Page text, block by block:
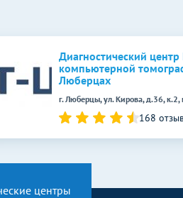
Диагностический
компьютерной
Люберцах
г. Люберцы, ул. Кирова, д.36,
168
центры